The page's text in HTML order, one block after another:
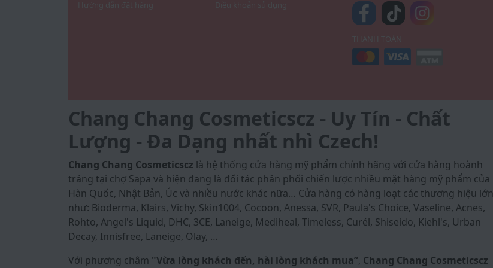
Chang Chang Cosmeticscz - Uy Tín - Chất
Lượng - Đa Dạng nhất nhì Czech!
Chang Chang Cosmeticscz là hệ thống cửa hàng mỹ phẩm chính hãng với cửa hàng hoành
tráng tại chợ Sapa và hiện đang là đối tác phân phối chiến lược nhiều mặt hàng mỹ phẩm của
Hàn Quốc, Nhật Bản, Úc và nhiều nước khác nữa… Cửa hàng có hàng loạt các thương hiệu lớn
như: Bioderma, Klairs, Vichy, Skin1004, Cocoon, Anessa, SVR, Paula's Choice, Vaseline, Acnes,
Rohto, Angel's Liquid, DHC, 3CE, Laneige, Mediheal, Timeless, Curél, Shiseido, Kiehl's, Urban
Decay, Innisfree, Laneige, Olay, …
Với phương châm "Vừa lòng khách đến, hài lòng khách mua”, Chang Chang Cosmeticscz